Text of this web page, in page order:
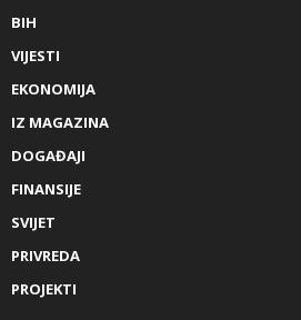
BIH
VIJESTI
EKONOMIJA
IZ MAGAZINA
DOGAĐAJI
FINANSIJE
SVIJET
PRIVREDA
PROJEKTI